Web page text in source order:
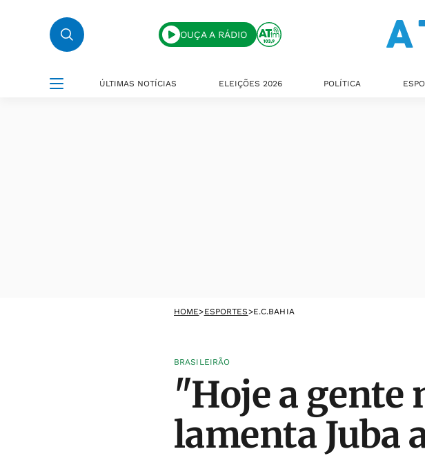
OUÇA A RÁDIO
ÚLTIMAS NOTÍCIAS ELEIÇÕES 2026 POLÍTICA
HOME>ESPORTES>E.C.BAHIA
BRASILEIRÃO
"Hoje a gente
lamenta Juba